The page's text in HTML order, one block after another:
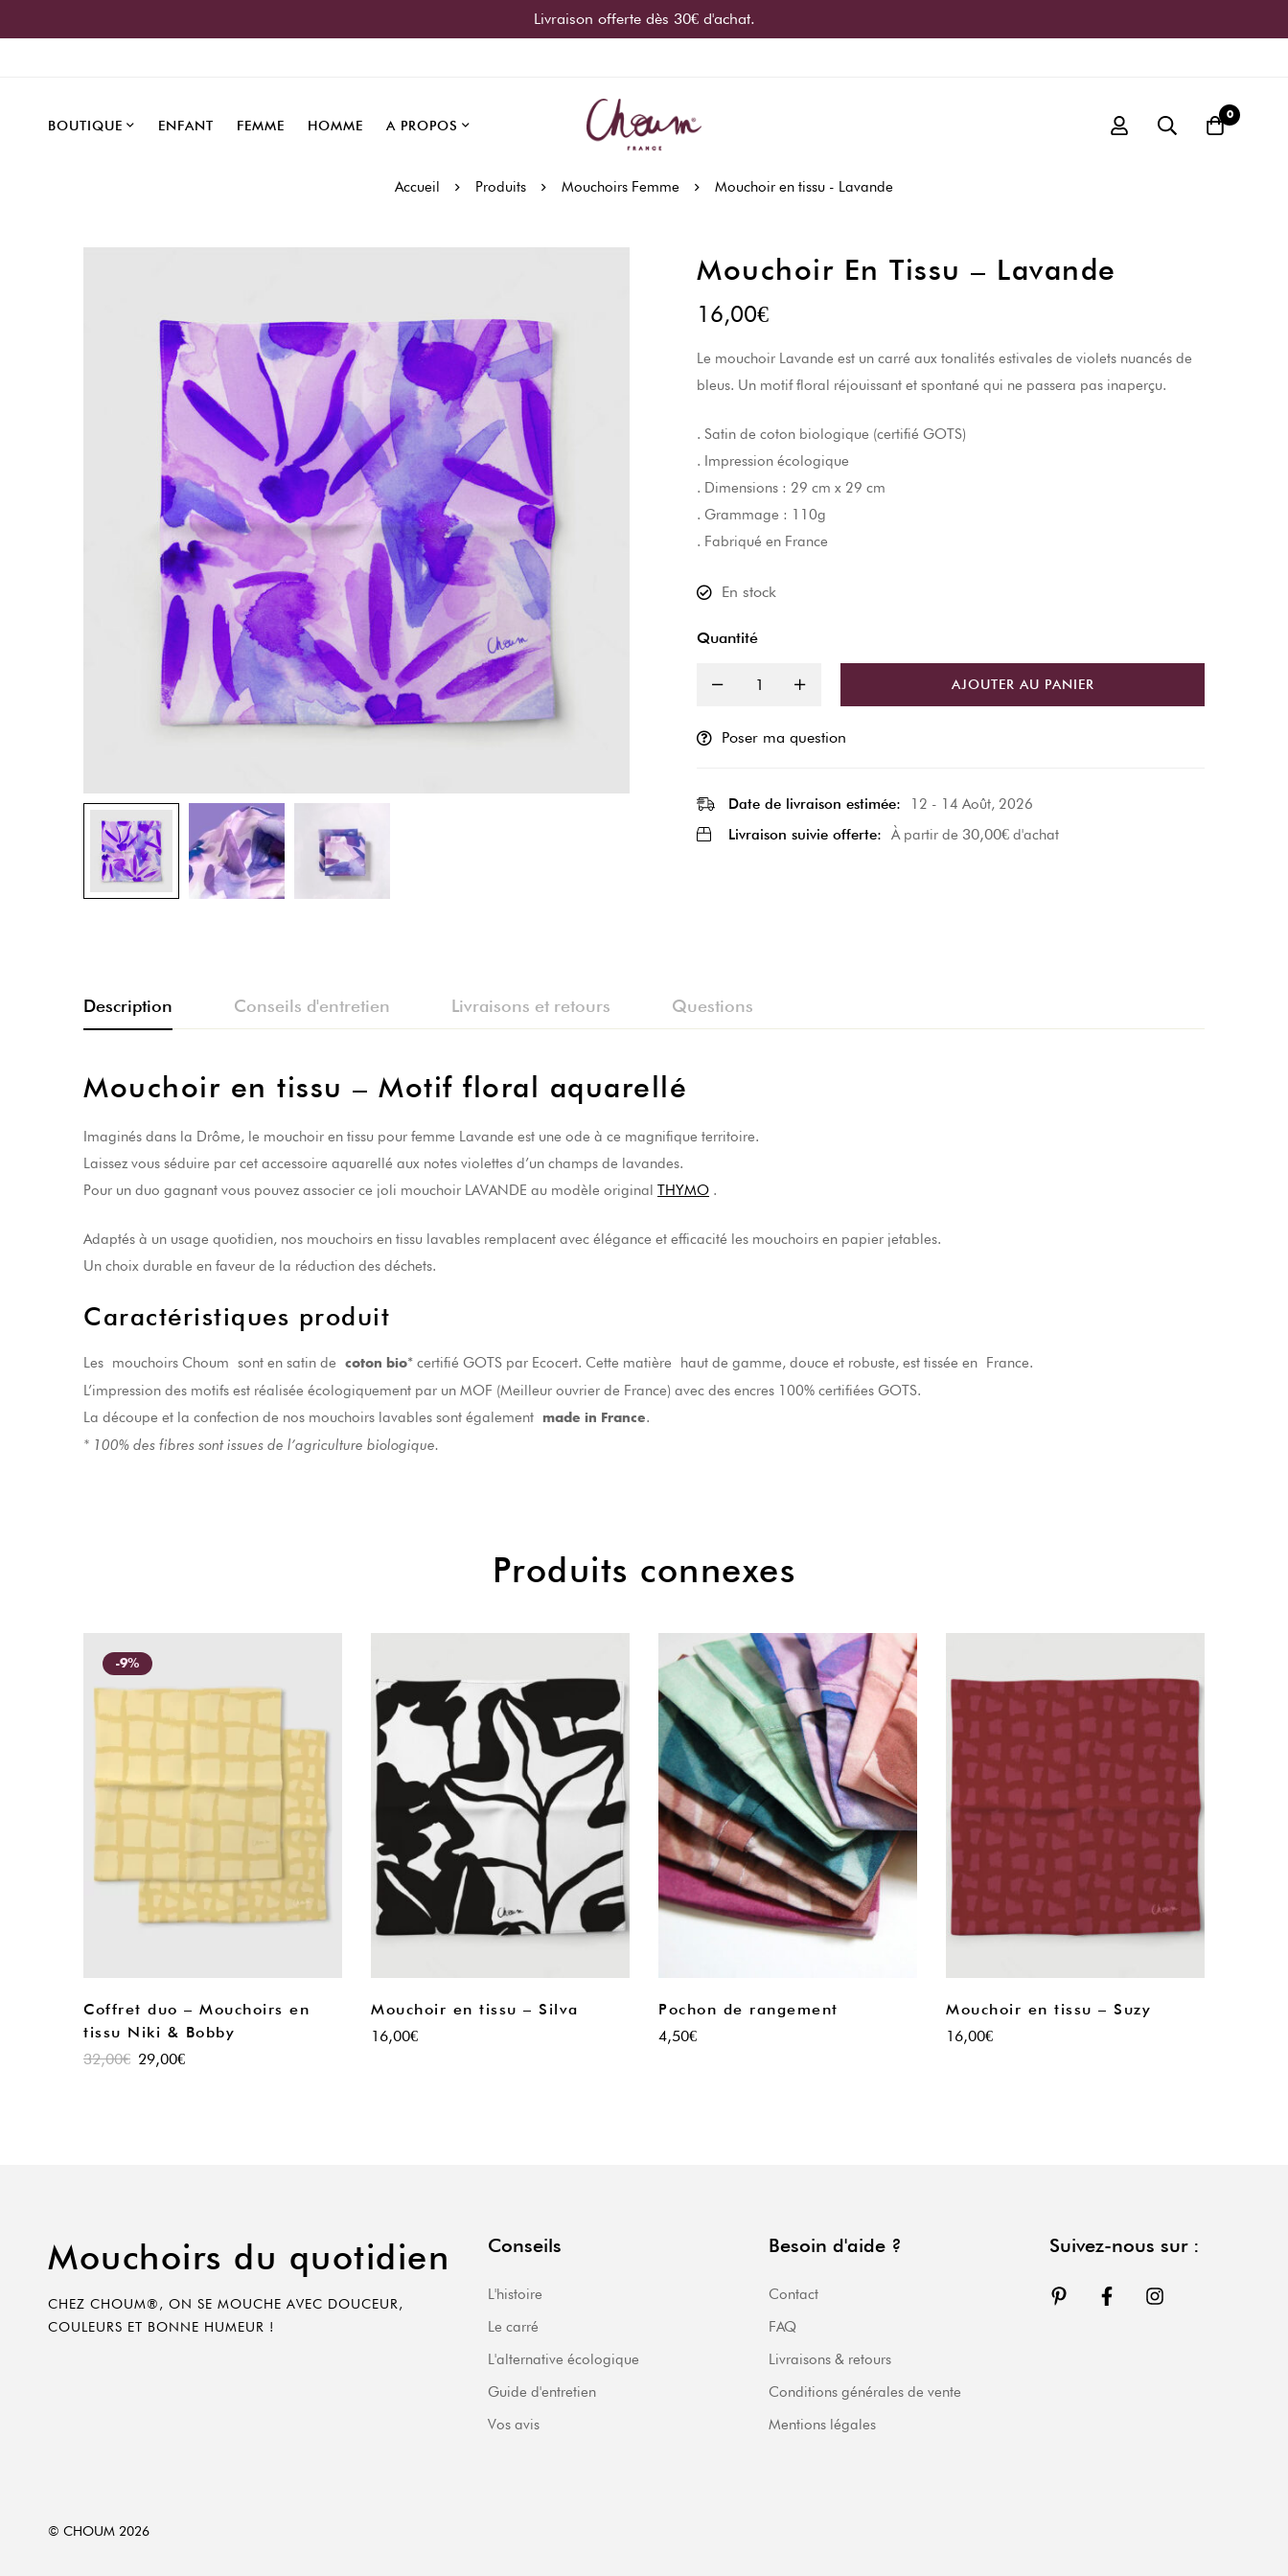
Livraison offerte dès 30€ d'achat.
BOUTIQUE ENFANT FEMME HOMME A PROPOS
0
Accueil Produits Mouchoirs Femme Mouchoir en tissu - Lavande
Mouchoir En Tissu – Lavande
16,00€
Le mouchoir Lavande est un carré aux tonalités estivales de violets nuancés de
bleus. Un motif floral réjouissant et spontané qui ne passera pas inaperçu.
. Satin de coton biologique (certifié GOTS)
. Impression écologique
. Dimensions : 29 cm x 29 cm
. Grammage : 110g
. Fabriqué en France
En stock
Quantité
AJOUTER AU PANIER
Poser ma question
Date de livraison estimée:
12 - 14 Août, 2026
Livraison suivie offerte:
À partir de 30,00€ d'achat
Description Conseils d'entretien Livraisons et retours Questions
Mouchoir en tissu – Motif floral aquarellé
Imaginés dans la Drôme, le mouchoir en tissu pour femme Lavande est une ode à ce magnifique territoire.
Laissez vous séduire par cet accessoire aquarellé aux notes violettes d’un champs de lavandes.
Pour un duo gagnant vous pouvez associer ce joli mouchoir LAVANDE au modèle original THYMO .
Adaptés à un usage quotidien, nos mouchoirs en tissu lavables remplacent avec élégance et efficacité les mouchoirs en papier jetables.
Un choix durable en faveur de la réduction des déchets.
Caractéristiques produit
Les mouchoirs Choum sont en satin de coton bio* certifié GOTS par Ecocert. Cette matière haut de gamme, douce et robuste, est tissée en France.
L’impression des motifs est réalisée écologiquement par un MOF (Meilleur ouvrier de France) avec des encres 100% certifiées GOTS.
La découpe et la confection de nos mouchoirs lavables sont également made in France.
* 100% des fibres sont issues de l’agriculture biologique.
Produits connexes
-9%
Coffret duo – Mouchoirs en
tissu Niki & Bobby
32,00€ 29,00€
Mouchoir en tissu – Silva
16,00€
Pochon de rangement
4,50€
Mouchoir en tissu – Suzy
16,00€
Mouchoirs du quotidien
CHEZ CHOUM®, ON SE MOUCHE AVEC DOUCEUR,
COULEURS ET BONNE HUMEUR !
Conseils
L'histoire
Le carré
L'alternative écologique
Guide d'entretien
Vos avis
Besoin d'aide ?
Contact
FAQ
Livraisons & retours
Conditions générales de vente
Mentions légales
Suivez-nous sur :
© CHOUM 2026